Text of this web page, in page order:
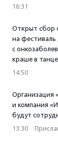
16:31
Открыт сбор
на
с
краше в
14:50
Организация
и компания
будут
13:30 ·